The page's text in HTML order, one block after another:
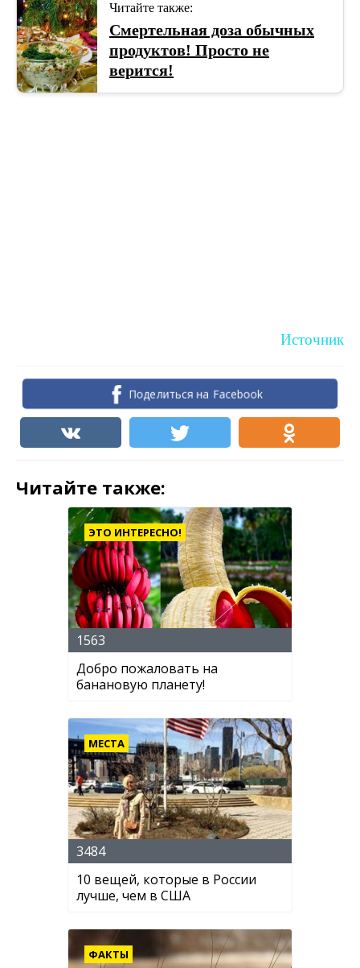
Читайте также:
Смертельная доза обычных
продуктов! Просто не
верится!
Источник
Поделиться на Facebook
Читайте также:
ЭТО ИНТЕРЕСНО!
1563
Добро пожаловать на
банановую планету!
МЕСТА
3484
10 вещей, которые в России
лучше, чем в США
ФАКТЫ